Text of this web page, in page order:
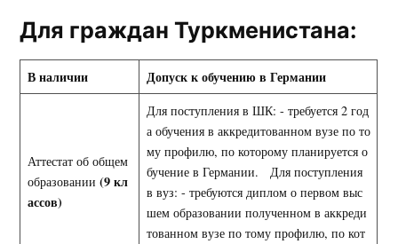
Для граждан Туркменистана:
В наличии Допуск к обучению в Германии
Аттестат об общем
образовании (9 кл
ассов)
Для поступления в ШК: - требуется 2 год
а обучения в аккредитованном вузе по то
му профилю, по которому планируется о
бучение в Германии. Для поступления
в вуз: - требуются диплом о первом выс
шем образовании полученном в аккреди
тованном вузе по тому профилю, по кот